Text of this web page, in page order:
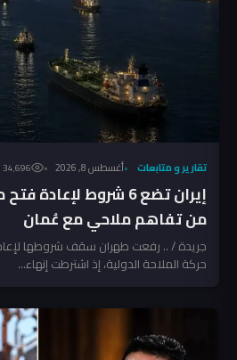
تقارير و متابعات أغسطس 8, 2026 34٬696 مشاهدة
إيران تضع 6 شروط
من تفاهم ملاحي مع عُمان
جريدة / .. رفعت طهران سقف شروطها
حركة الملاحة الدولية، إذ اشترطت إنهاء...